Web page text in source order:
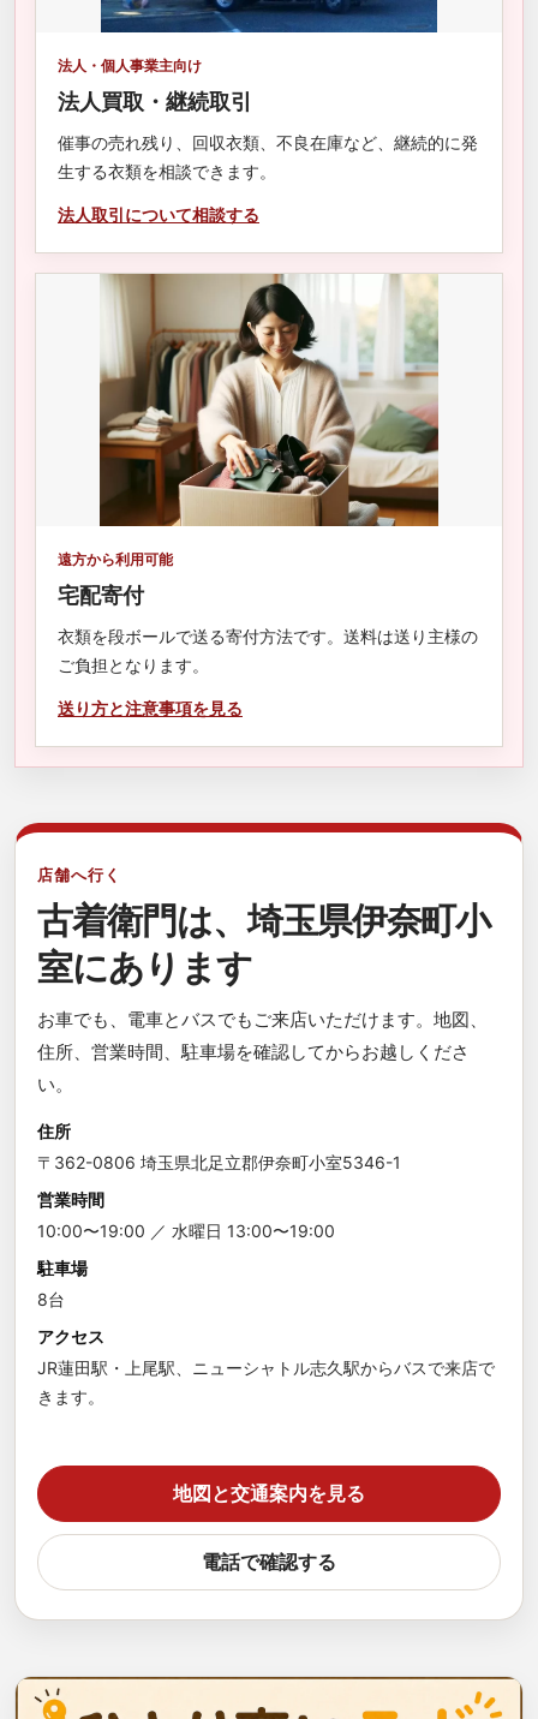
法人・個人事業主向け
法人買取・継続取引
催事の売れ残り、回収衣類、不良在庫など、継続的に発
生する衣類を相談できます。
法人取引について相談する
遠方から利用可能
宅配寄付
衣類を段ボールで送る寄付方法です。送料は送り主様の
ご負担となります。
送り方と注意事項を見る
店舗へ行く
古着衛門は、埼玉県伊奈町小
室にあります
お車でも、電車とバスでもご来店いただけます。地図、
住所、営業時間、駐車場を確認してからお越しくださ
い。
住所
〒362-0806 埼玉県北足立郡伊奈町小室5346-1
営業時間
10:00〜19:00 ／ 水曜日 13:00〜19:00
駐車場
8台
アクセス
JR蓮田駅・上尾駅、ニューシャトル志久駅からバスで来店で
きます。
地図と交通案内を見る
電話で確認する